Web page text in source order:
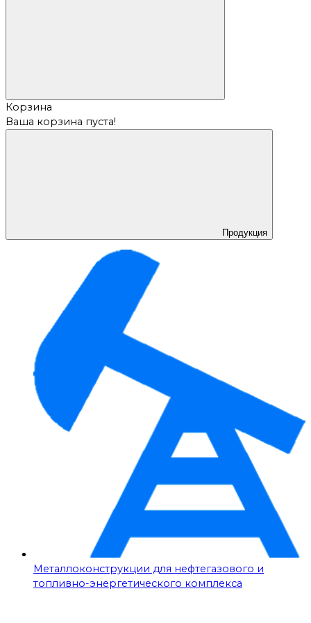
Корзина
Ваша корзина пуста!
Продукция
Металлоконструкции для нефтегазового и
топливно-энергетического комплекса